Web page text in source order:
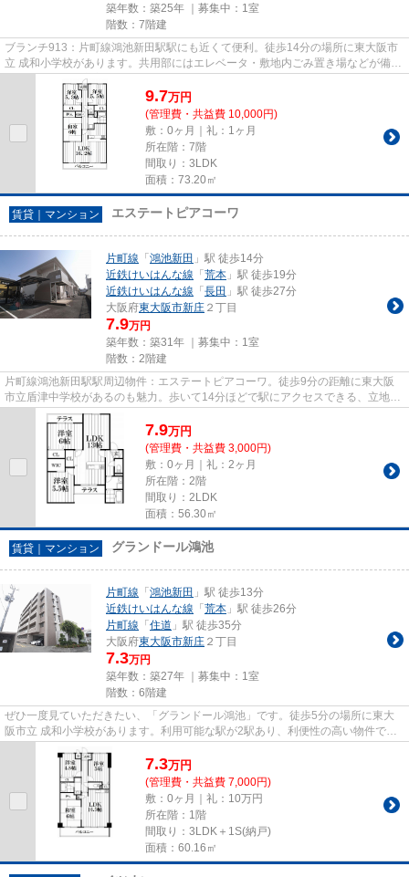
築年数：築25年 ｜募集中： 1室
階数：7階建
ブランチ913：片町線鴻池新田駅駅にも近くて便利。徒歩14分の場所に東大阪市
立 成和小学校があります。共用部にはエレベータ・敷地内ごみ置き場などが備わ
っておりとても充実していま...
9.7万円
(管理費・共益費 10,000円)
敷：0ヶ月｜礼：1ヶ月
所在階：7階
間取り：3LDK
面積：73.20㎡
賃貸｜マンション エステートピアコーワ
片町線 「 鴻池新田 」駅 徒歩14分
近鉄けいはんな線 「 荒本 」駅 徒歩19分
近鉄けいはんな線 「 長田 」駅 徒歩27分
大阪府東大阪市新庄 ２丁目
7.9万円
築年数：築31年 ｜募集中： 1室
階数：2階建
片町線鴻池新田駅駅周辺物件：エステートピアコーワ。徒歩9分の距離に東大阪
市立盾津中学校があるのも魅力。歩いて14分ほどで駅にアクセスできる、立地の
良さも魅力の物件です。防犯対...
7.9万円
(管理費・共益費 3,000円)
敷：0ヶ月｜礼：2ヶ月
所在階：2階
間取り：2LDK
面積：56.30㎡
賃貸｜マンション グランドール鴻池
片町線 「 鴻池新田 」駅 徒歩13分
近鉄けいはんな線 「 荒本 」駅 徒歩26分
片町線 「 住道 」駅 徒歩35分
大阪府東大阪市新庄 ２丁目
7.3万円
築年数：築27年 ｜募集中： 1室
階数：6階建
ぜひ一度見ていただきたい、「グランドール鴻池」です。徒歩5分の場所に東大
阪市立 成和小学校があります。利用可能な駅が2駅あり、利便性の高い物件で
す。こちらの物件は、駅へも徒歩...
7.3万円
(管理費・共益費 7,000円)
敷：0ヶ月｜礼：10万円
所在階：1階
間取り：3LDK＋1S(納戸)
面積：60.16㎡